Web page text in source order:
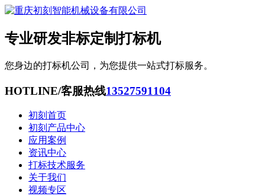
专业研发非标定制打标机
您身边的打标机公司，为您提供一站式打标服务。
HOTLINE/客服热线13527591104
初刻首页
初刻产品中心
应用案例
资讯中心
打标技术服务
关于我们
视频专区